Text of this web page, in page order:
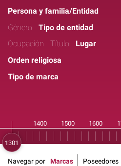
Persona y familia/Entidad
Género
Tipo de entidad
Ocupación
Título
Lugar
Orden religiosa
Tipo de marca
Navegar por Marcas Poseedores